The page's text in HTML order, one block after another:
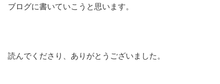
ブログに書いていこうと思います。
読んでくださり、ありがとうございました。